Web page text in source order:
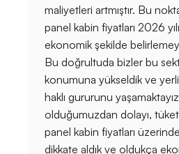
maliyetleri artmıştır. Bu
panel kabin fiyatları 2026
ekonomik şekilde
Bu doğrultuda bizler bu
konumuna yükseldik ve
haklı gururunu
olduğumuzdan dolayı,
panel kabin fiyatları
dikkate aldık ve oldukça